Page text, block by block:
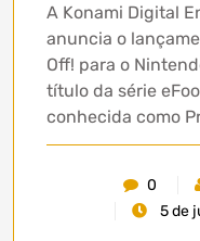
A Konami Digital
anuncia o
Off! para o
título da série
conhecida como
0
5 de